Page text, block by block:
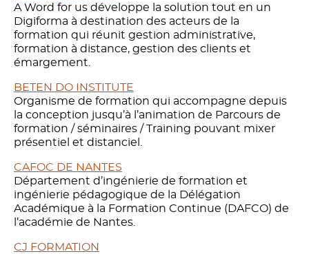
A Word for us développe la solution tout en un
Digiforma à destination des acteurs de la
formation qui réunit gestion administrative,
formation à distance, gestion des clients et
émargement.
BETEN DO INSTITUTE
Organisme de formation qui accompagne depuis
la conception jusqu’à l’animation de Parcours de
formation / séminaires / Training pouvant mixer
présentiel et distanciel.
CAFOC DE NANTES
Département d’ingénierie de formation et
ingénierie pédagogique de la Délégation
Académique à la Formation Continue (DAFCO) de
l’académie de Nantes.
CJ FORMATION